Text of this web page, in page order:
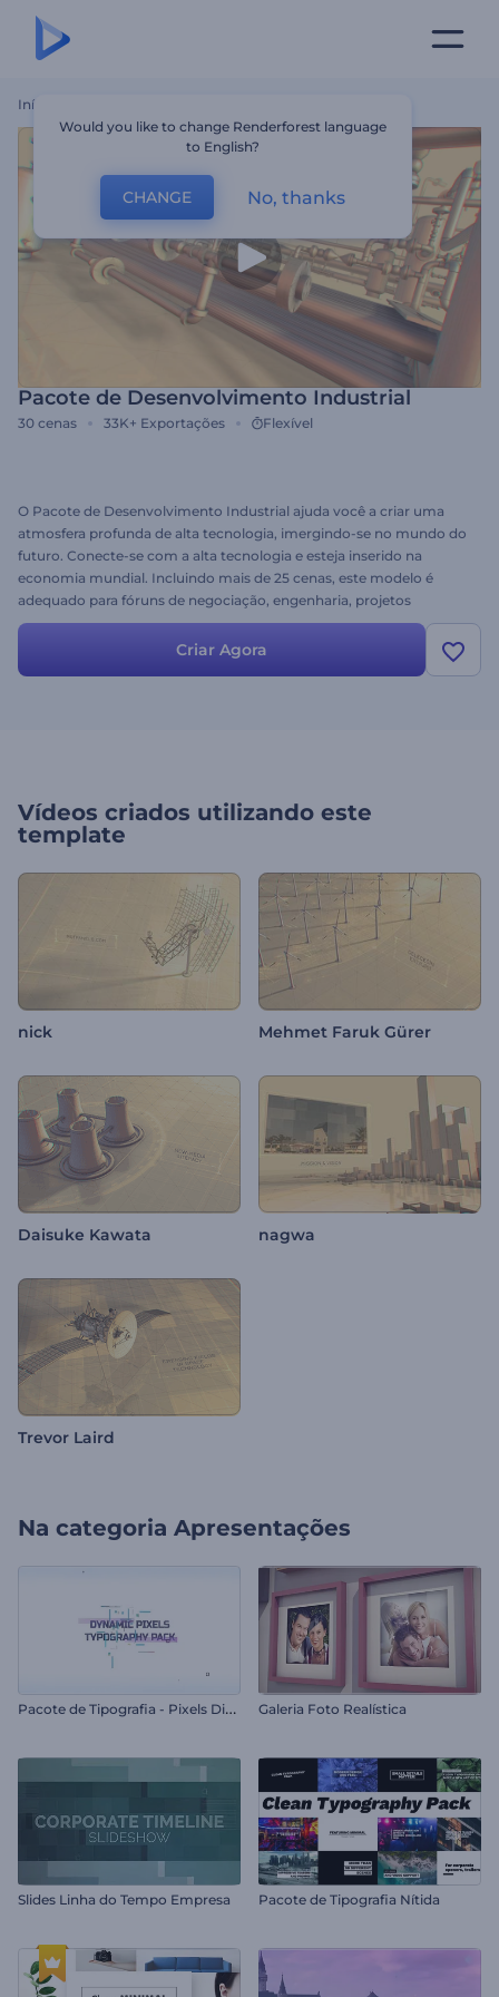
Início
Pacote de Desenvolvimento Industrial
30 cenas 33K+ Exportações Flexível
O Pacote de Desenvolvimento Industrial ajuda você a criar uma
atmosfera profunda de alta tecnologia, imergindo-se no mundo do
futuro. Conecte-se com a alta tecnologia e esteja inserido na
economia mundial. Incluindo mais de 25 cenas, este modelo é
adequado para fóruns de negociação, engenharia, projetos
agrícolas e industriais. É uma maneira perfeita de destacar suas
estatísticas de construção ou crescimento econômico. Deseja
promover sua indústria agora? É fácil! Basta fazer o upload de suas
Criar Agora
Vídeos criados utilizando este
template
nick Mehmet Faruk Gürer
Daisuke Kawata nagwa
Trevor Laird
Na categoria Apresentações
P
acote de Tipografia - Pixels Dinâmicos Galeria Foto Realística
Slides Linha do Tempo Empresa Pacote de Tipografia Nítida
Would you like to change Renderforest language
to English?
CHANGE No, thanks